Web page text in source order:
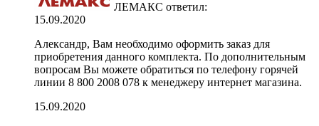
ЛЕМАКС ответил:
15.09.2020
Александр, Вам необходимо оформить заказ для
приобретения данного комплекта. По дополнительным
вопросам Вы можете обратиться по телефону горячей
линии 8 800 2008 078 к менеджеру интернет магазина.
15.09.2020